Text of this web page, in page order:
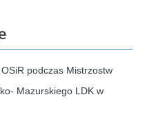
podczas Mistrzostw
Mazurskiego LDK w